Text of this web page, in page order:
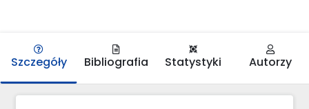
Szczegóły Bibliografia Statystyki Autorzy